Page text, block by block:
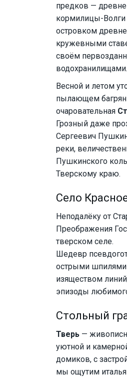
предков —
кормилицы-
островком
кружевными
своём
водохранилищами.
Весной и летом
пылающем
очаровательная
Грозный даже
Сергеевич
реки,
Пушкинского
Тверскому краю.
Село
Неподалёку от
Преображения
тверском селе.
Шедевр
острыми
изяществом
эпизоды
Стольный
Тверь —
уютной и
домиков, с
мы ощутим